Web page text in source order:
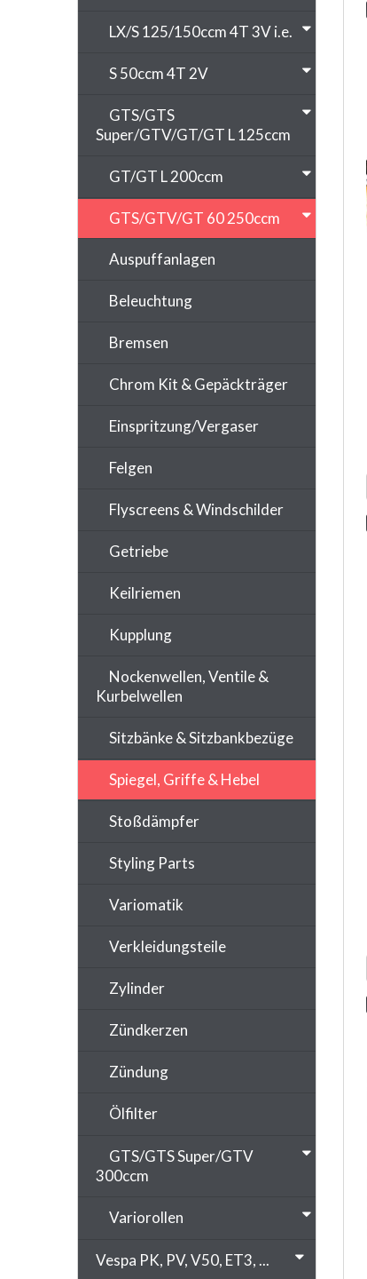
LX/S 125/150ccm 4T 3V i.e.
S 50ccm 4T 2V
GTS/GTS
Super/GTV/GT/GT L 125ccm
GT/GT L 200ccm
GTS/GTV/GT 60 250ccm
Auspuffanlagen
Beleuchtung
Bremsen
Chrom Kit & Gepäckträger
Einspritzung/Vergaser
Felgen
Flyscreens & Windschilder
Getriebe
Keilriemen
Kupplung
Nockenwellen, Ventile &
Kurbelwellen
Sitzbänke & Sitzbankbezüge
Spiegel, Griffe & Hebel
Stoßdämpfer
Styling Parts
Variomatik
Verkleidungsteile
Zylinder
Zündkerzen
Zündung
Ölfilter
GTS/GTS Super/GTV
300ccm
Variorollen
Vespa PK, PV, V50, ET3, ...